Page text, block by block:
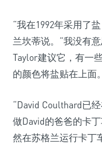
“我在1992年采用了
兰坎蒂说。“我没有
Taylor建议它，有一
的颜色将盐贴在上面
“David Coulthard已
做David的爸爸的卡
然在苏格兰运行卡丁